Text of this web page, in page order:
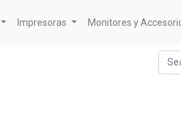
Impresoras Monitores y